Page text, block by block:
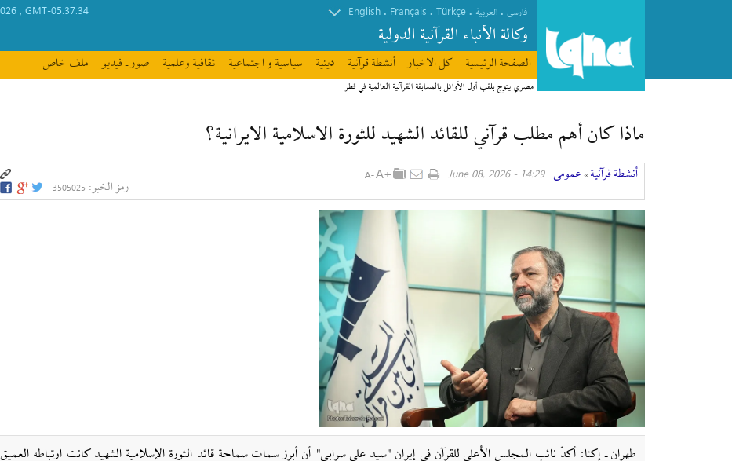
فارسی . العربیة .
Türkçe
.
Français
.
English
وکالة الأنباء القرآنیة الدولیة
GMT-05:37:34
الصفحة الرئیسیة كل الاخبار أنشطة قرآنیة دينية سیاسیة و اجتماعیة ثقافیة وعلمیة صور ـ فيديو ملف خاص
مصري يتوج بلقب أول الأوائل بالمسابقة القرآنية العالمية في قطر
ماذا كان أهم مطلب قرآني للقائد الشهيد للثورة الاسلامية الايرانية؟
أنشطة قرآنیة » عمومی 14:29 - June 08, 2026
رمز الخبر: 3505025
طهران ـ إکنا: أكدّ نائب المجلس الأعلى للقرآن في إیران "سید علي سرابي" أن أبرز سمات سماحة قائد الثورة الإسلامية الشهيد كانت ارتباطه العميق